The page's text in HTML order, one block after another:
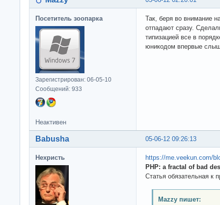
Посетитель зоопарка
Зарегистрирован: 06-05-10
Сообщений: 933
Так, беря во внимание
отпадают сразу.
типизацией все в
юникодом впервые
Неактивен
05-06-12 09:26:13
Babusha
Нехристь
https://me.veekun.com/
PHP: a fractal of bad
Статья обязательная к
Mazzy пишет: